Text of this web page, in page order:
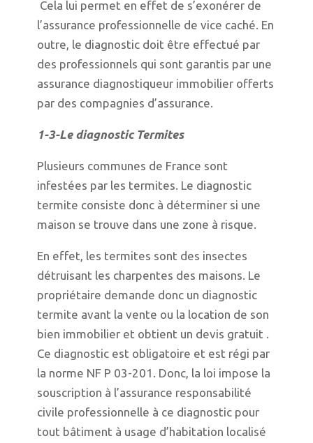
Cela lui permet en effet de s’exonérer de
l’assurance professionnelle de vice caché. En
outre, le diagnostic doit être effectué par
des professionnels qui sont garantis par une
assurance diagnostiqueur immobilier offerts
par des compagnies d’assurance.
1-3-Le diagnostic Termites
Plusieurs communes de France sont
infestées par les termites. Le diagnostic
termite consiste donc à déterminer si une
maison se trouve dans une zone à risque.
En effet, les termites sont des insectes
détruisant les charpentes des maisons. Le
propriétaire demande donc un diagnostic
termite avant la vente ou la location de son
bien immobilier et obtient un devis gratuit .
Ce diagnostic est obligatoire et est régi par
la norme NF P 03-201. Donc, la loi impose la
souscription à l’assurance responsabilité
civile professionnelle à ce diagnostic pour
tout bâtiment à usage d’habitation localisé